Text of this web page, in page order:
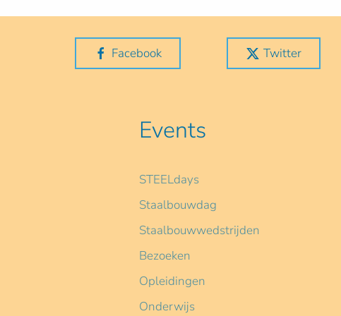
Facebook Twitter
Events
STEELdays
Staalbouwdag
Staalbouwwedstrijden
Bezoeken
Opleidingen
Onderwijs